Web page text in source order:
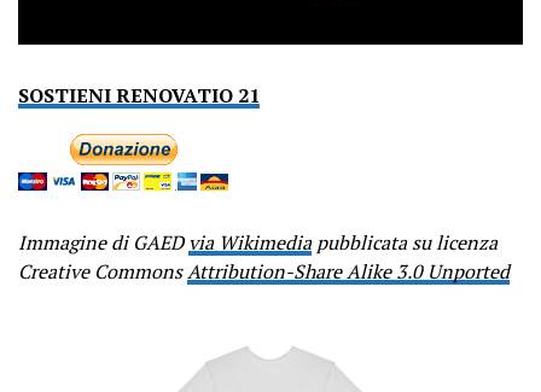
SOSTIENI RENOVATIO 21
Immagine di GAEDvia Wikimediapubblicata su licenza
Creative CommonsAttribution-Share Alike 3.0 Unported